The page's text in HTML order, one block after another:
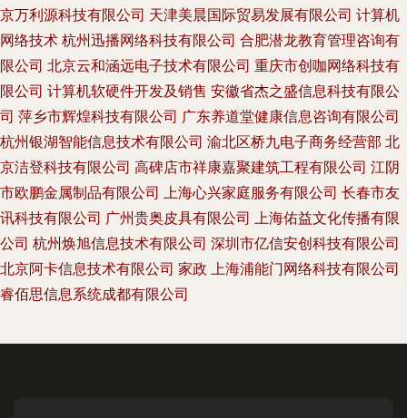
京万利源科技有限公司 天津美晨国际贸易发展有限公司 计算机
网络技术 杭州迅播网络科技有限公司 合肥潜龙教育管理咨询有
限公司 北京云和涵远电子技术有限公司 重庆市创咖网络科技有
限公司 计算机软硬件开发及销售 安徽省杰之盛信息科技有限公
司 萍乡市辉煌科技有限公司 广东养道堂健康信息咨询有限公司
杭州银湖智能信息技术有限公司 渝北区桥九电子商务经营部 北
京洁登科技有限公司 高碑店市祥康嘉聚建筑工程有限公司 江阴
市欧鹏金属制品有限公司 上海心兴家庭服务有限公司 长春市友
讯科技有限公司 广州贵奥皮具有限公司 上海佑益文化传播有限
公司 杭州焕旭信息技术有限公司 深圳市亿信安创科技有限公司
北京阿卡信息技术有限公司 家政 上海浦能门网络科技有限公司
睿佰思信息系统成都有限公司